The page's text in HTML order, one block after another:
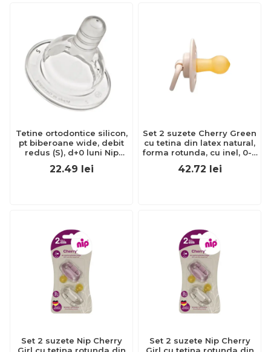
Tetine ortodontice silicon,
pt biberoane wide, debit
redus (S), d+0 luni Nip
22.49 lei
Set 2 suzete Cherry Green
cu tetina din latex natural,
forma rotunda, cu inel, 0-6
42.72 lei
Set 2 suzete Nip Cherry
Set 2 suzete Nip Cherry